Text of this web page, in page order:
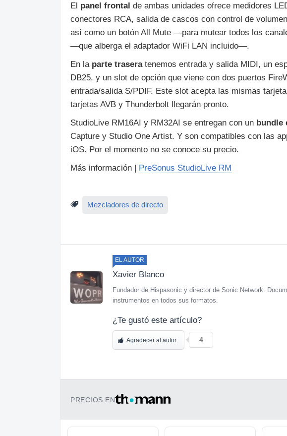
El panel frontal de ambas unidades ofrece medidores
conectores RCA, salida de cascos con control de
así como un botón All Mute —para mutear todos los
—que alberga el adaptador WiFi LAN incluido—.
En la parte trasera tenemos entrada y salida MIDI, un
DB25, y un slot de opción que viene con dos puertos
entrada/salida S/PDIF. Este slot acepta las mismas
tarjetas AVB y Thunderbolt llegarán pronto.
StudioLive RM16AI y RM32AI se entregan con un bundle
Capture y Studio One Artist. Y son compatibles con las
iOS. Por el momento no se conoce su precio.
Más información | PreSonus StudioLive RM
Mezcladores de directo
EL AUTOR
Xavier Blanco
Fundador de Hispasonic y director de Sonic Network.
instrumentos en todos sus formatos.
¿Te gustó este artículo?
Agradecer al autor 4
PRECIOS EN